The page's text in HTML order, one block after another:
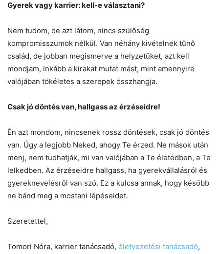
Gyerek vagy karrier: kell-e választani?
Nem tudom, de azt látom, nincs szülőség
kompromisszumok nélkül. Van néhány kivételnek tűnő
család, de jobban megismerve a helyzetüket, azt kell
mondjam, inkább a kirakat mutat mást, mint amennyire
valójában tökéletes a szerepek összhangja.
Csak jó döntés van, hallgass az érzéseidre!
Én azt mondom, nincsenek rossz döntések, csak jó döntés
van. Úgy a legjobb Neked, ahogy Te érzed. Ne mások után
menj, nem tudhatják, mi van valójában a Te életedben, a Te
lelkedben. Az érzéseidre hallgass, ha gyerekvállalásról és
gyereknevelésről van szó. Ez a kulcsa annak, hogy később
ne bánd meg a mostani lépéseidet.
Szeretettel,
Tomori Nóra, karrier tanácsadó, életvezetési tanácsadó,